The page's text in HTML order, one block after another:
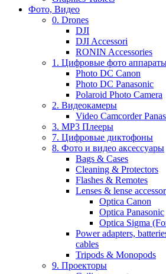
Фото, Видео
0. Drones
DJI
DJI Accessori
RONIN Accessories
1. Цифровые фото
Photo DC Canon
Photo DC Panasonic
Polaroid Photo Camera
2. Видеокамеры
Video Camcorder
3. MP3 Плееры
7. Цифровые диктофоны
8. Фото и видео аксессуары
Bags & Cases
Cleaning & Protectors
Flashes & Remotes
Lenses & lense
Optica Canon
Optica Panasonic
Optica Sigma
Power adapters,
cables
Tripods & Monopods
9. Проекторы